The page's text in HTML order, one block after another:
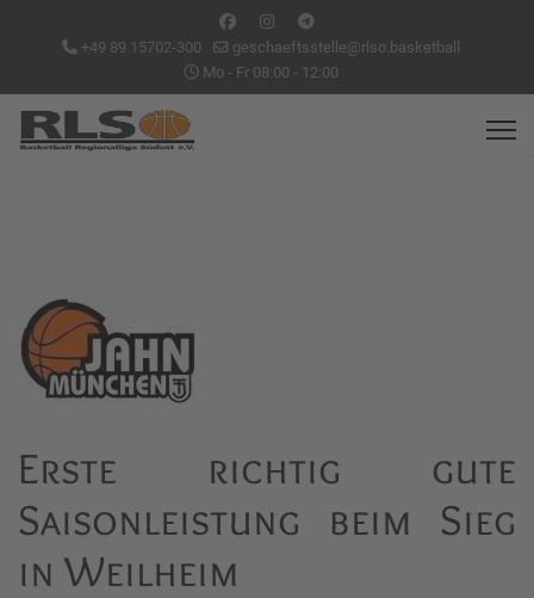
+49 89 15702-300
geschaeftsstelle@rlso.basketball
Mo - Fr 08:00 - 12:00
Erste richtig gute
Saisonleistung beim Sieg
in Weilheim